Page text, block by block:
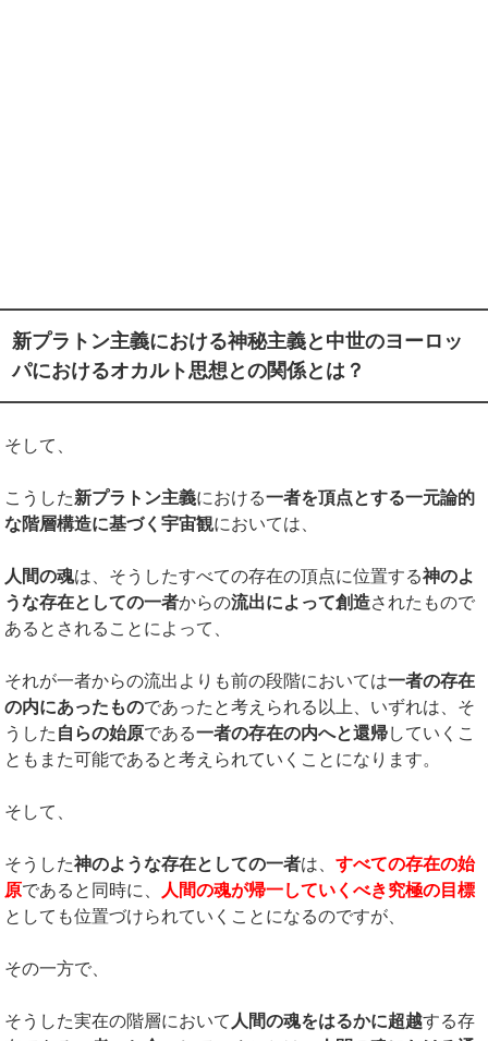
新プラトン主義における神秘主義と中世のヨーロッ
パにおけるオカルト思想との関係とは？
そして、
こうした新プラトン主義における一者を頂点とする一元論的
な階層構造に基づく宇宙観においては、
人間の魂は、そうしたすべての存在の頂点に位置する神のよ
うな存在としての一者からの流出によって創造されたもので
あるとされることによって、
それが一者からの流出よりも前の段階においては一者の存在
の内にあったものであったと考えられる以上、いずれは、そ
うした 自らの始原である一者の存在の内へと還帰していくこ
ともまた可能であると考えられていくことになります。
そして、
そうした神のような存在としての一者は、すべての存在の始
原であると同時に、 人間の魂が帰一していくべき究極の目標
としても位置づけられていくことになるのですが、
その一方で、
そうした実在の階層において 人間の魂をはるかに超越する存